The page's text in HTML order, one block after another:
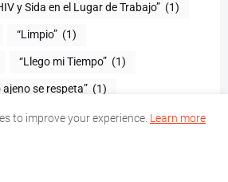
y Sida en el Lugar de Trabajo” (1)
“Limpio” (1)
“Llego mi Tiempo” (1)
ajeno se respeta” (1)
(1) "Lobo de Wall Street" (1)
to improve your experience. Learn more